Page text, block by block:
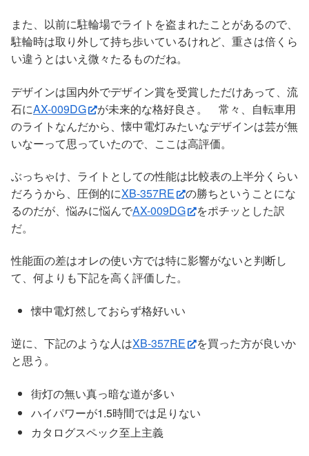
また、以前に駐輪場でライトを盗まれたことがあるので、
駐輪時は取り外して持ち歩いているけれど、重さは倍くら
い違うとはいえ微々たるものだね。
デザインは国内外でデザイン賞を受賞しただけあって、流
石にAX-009DG
が未来的な格好良さ。 常々、自転車用
のライトなんだから、懐中電灯みたいなデザインは芸が無
いなーって思っていたので、ここは高評価。
ぶっちゃけ、ライトとしての性能は比較表の上半分くらい
だろうから、圧倒的にXB-357RE
の勝ちということにな
るのだが、悩みに悩んでAX-009DG
をポチッとした訳
だ。
性能面の差はオレの使い方では特に影響がないと判断し
て、何よりも下記を高く評価した。
懐中電灯然しておらず格好いい
逆に、下記のような人はXB-357RE
を買った方が良いか
と思う。
街灯の無い真っ暗な道が多い
ハイパワーが1.5時間では足りない
カタログスペック至上主義